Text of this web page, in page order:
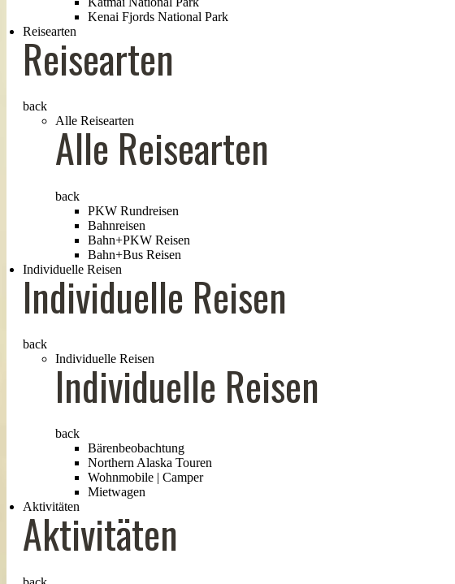
Kenai Fjords National Park
Reisearten
Reisearten
back
Alle Reisearten
Alle Reisearten
back
PKW Rundreisen
Bahnreisen
Bahn+PKW Reisen
Bahn+Bus Reisen
Individuelle Reisen
Individuelle Reisen
back
Individuelle Reisen
Individuelle Reisen
back
Bärenbeobachtung
Northern Alaska Touren
Wohnmobile | Camper
Mietwagen
Aktivitäten
Aktivitäten